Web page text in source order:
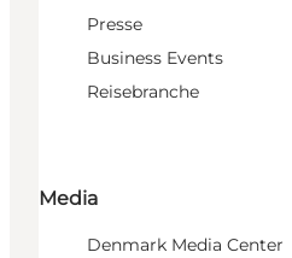
Presse
Business Events
Reisebranche
Media
Denmark Media Center